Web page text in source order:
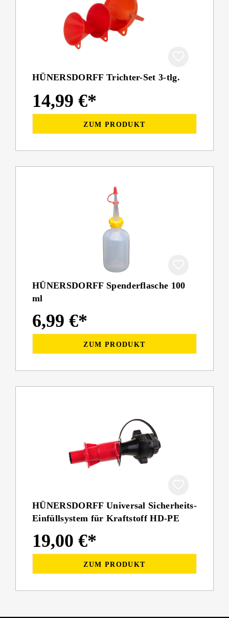
HÜNERSDORFF Trichter-Set 3-tlg.
14,99 €*
ZUM PRODUKT
HÜNERSDORFF Spenderflasche 100
ml
6,99 €*
ZUM PRODUKT
HÜNERSDORFF Universal Sicherheits-
Einfüllsystem für Kraftstoff HD-PE
19,00 €*
ZUM PRODUKT